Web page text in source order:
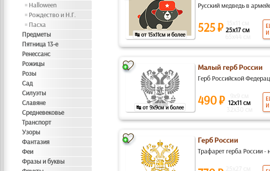
Halloween
Рождество и Н.Г.
Пасха
Предметы
Пятница 13-е
Ренессанс
Рожицы
Розы
Сад
Силуэты
Славяне
Средневековье
Транспорт
Узоры
Фантазия
Феи
Фразы и буквы
↹ от 15x11см и более
Русский медведь в
525 ₽ 25x17 см
↹ от 9x9см и более
Малый герб России
Герб Российской
490 ₽ 12x11 см
Герб России
Трафарет герба России -